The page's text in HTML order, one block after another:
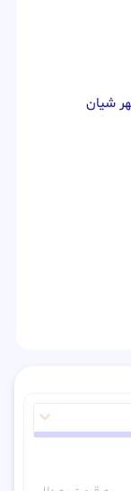
شیان